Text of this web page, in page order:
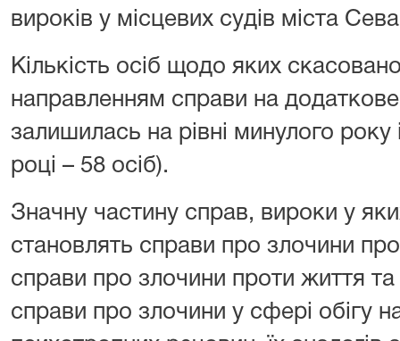
вироків у місцевих судів міста
Кількість осіб щодо яких
направленням справи на
залишилась на рівні минулого року
році – 58 осіб).
Значну частину справ, вироки у
становлять справи про злочини
справи про злочини проти життя
справи про злочини у сфері обігу